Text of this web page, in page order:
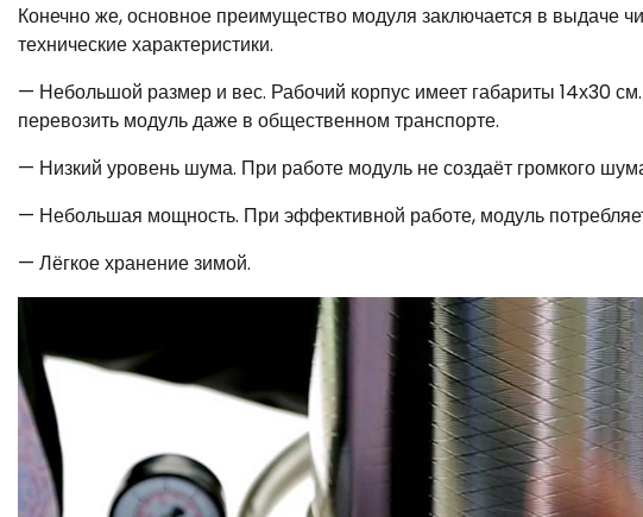
Конечно же, основное преимущество модуля заключается в выдаче
технические характеристики.
— Небольшой размер и вес. Рабочий корпус имеет габариты 14х30
перевозить модуль даже в общественном транспорте.
— Низкий уровень шума. При работе модуль не создаёт громкого
— Небольшая мощность. При эффективной работе, модуль потребляет
— Лёгкое хранение зимой.